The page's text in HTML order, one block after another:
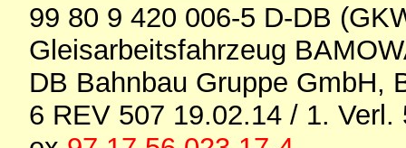
99 80 9 420 006-5 D-DB
Gleisarbeitsfahrzeug
DB Bahnbau Gruppe GmbH,
6 REV 507 19.02.14 / 1. Verl.